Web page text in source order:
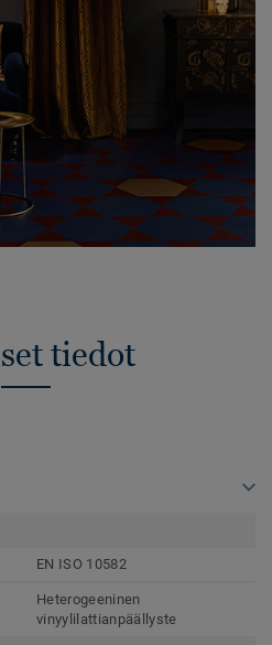
tiedot
EN ISO 10582
Heterogeeninen
vinyylilattianpäällyste